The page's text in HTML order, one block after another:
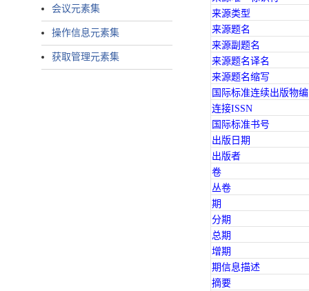
会议元素集
操作信息元素集
获取管理元素集
来源类型
来源题名
来源副题名
来源题名译名
来源题名缩写
国际标准连续出版物
连接ISSN
国际标准书号
出版日期
出版者
卷
丛卷
期
分期
总期
增期
期信息描述
摘要